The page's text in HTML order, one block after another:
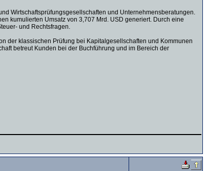
Wirtschaftsprüfungsgesellschaften und Unternehmensberatungen.
kumulierten Umsatz von 3,707 Mrd. USD generiert. Durch eine
und Rechtsfragen.
der klassischen Prüfung bei Kapitalgesellschaften und Kommunen
betreut Kunden bei der Buchführung und im Bereich der